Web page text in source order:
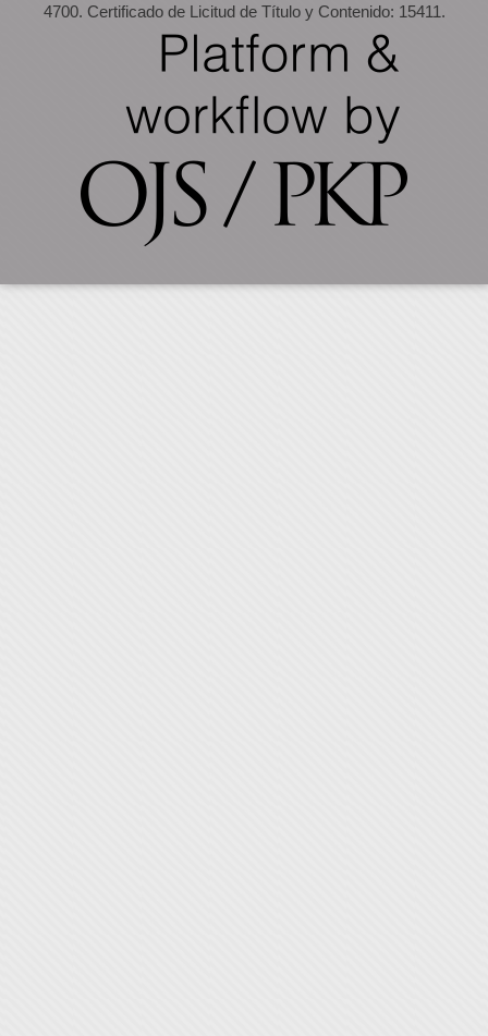
4700. Certificado de Licitud de Título y Contenido: 15411.